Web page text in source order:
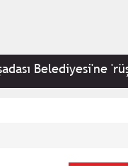
'rüşvet